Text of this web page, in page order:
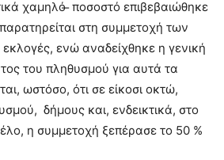
χαμηλό ̶ ποσοστό επιβεβαιώθηκε
στη συμμετοχή των
εκλογές, ενώ αναδείχθηκε η γενική
του πληθυσμού για αυτά τα
ωστόσο, ότι σε είκοσι οκτώ,
δήμους και, ενδεικτικά, στο
η συμμετοχή ξεπέρασε το 50 %